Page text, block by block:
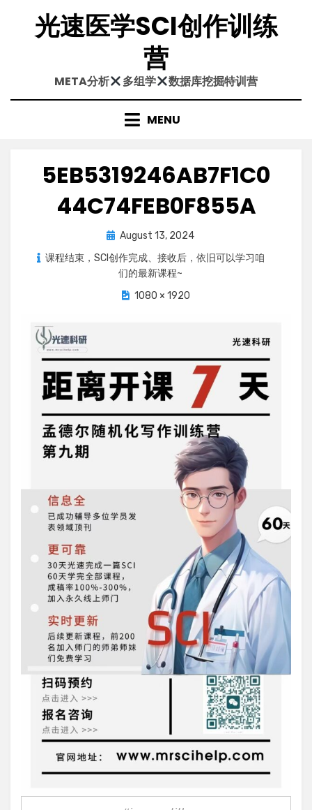
content光速医学SCI创作训练
营
META分析 多组学 数据库挖掘特训营
MENU
5EB5319246AB7F1C0
44C74FEB0F855A
Posted
August 13, 2024
课程结束，SCI创作完成、接收后，依旧可以学习咱
们的最新课程~
1080 × 1920